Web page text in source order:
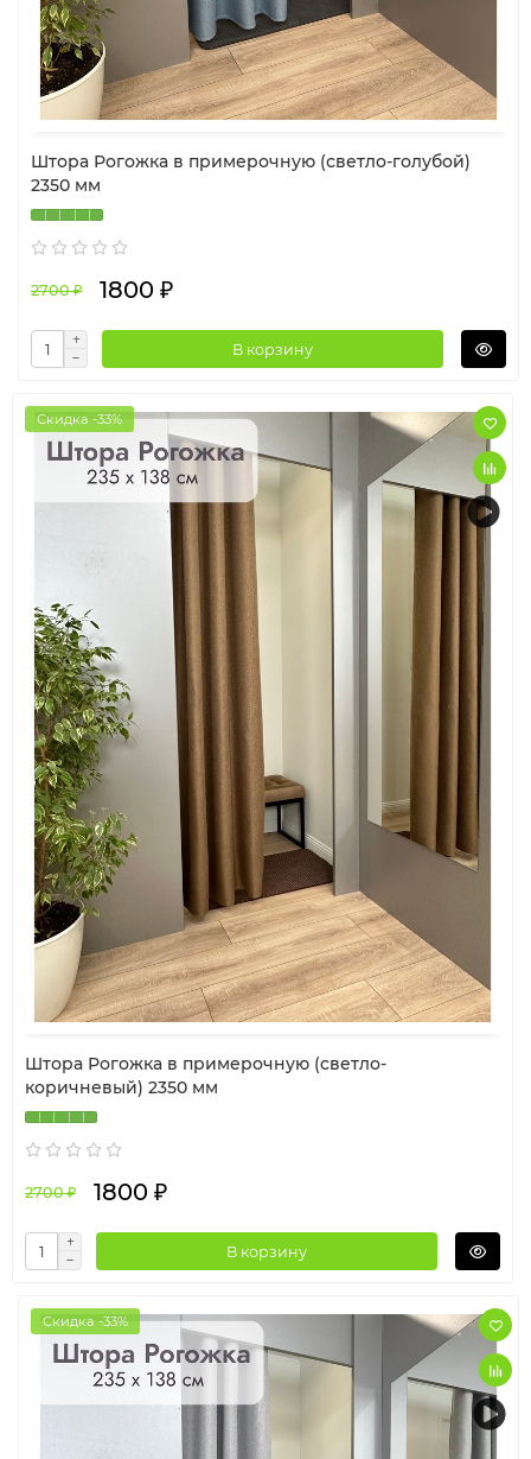
Штора Рогожка в примерочную (светло-голубой)
2350 мм
2700 ₽ 1800 ₽
В корзину
Скидка -33%
Штора Рогожка в примерочную (светло-
коричневый) 2350 мм
2700 ₽ 1800 ₽
В корзину
Скидка -33%